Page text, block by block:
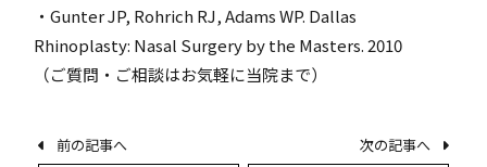
・Gunter JP, Rohrich RJ, Adams WP. Dallas
Rhinoplasty: Nasal Surgery by the Masters. 2010
（ご質問・ご相談はお気軽に当院まで）
前の記事へ 次の記事へ